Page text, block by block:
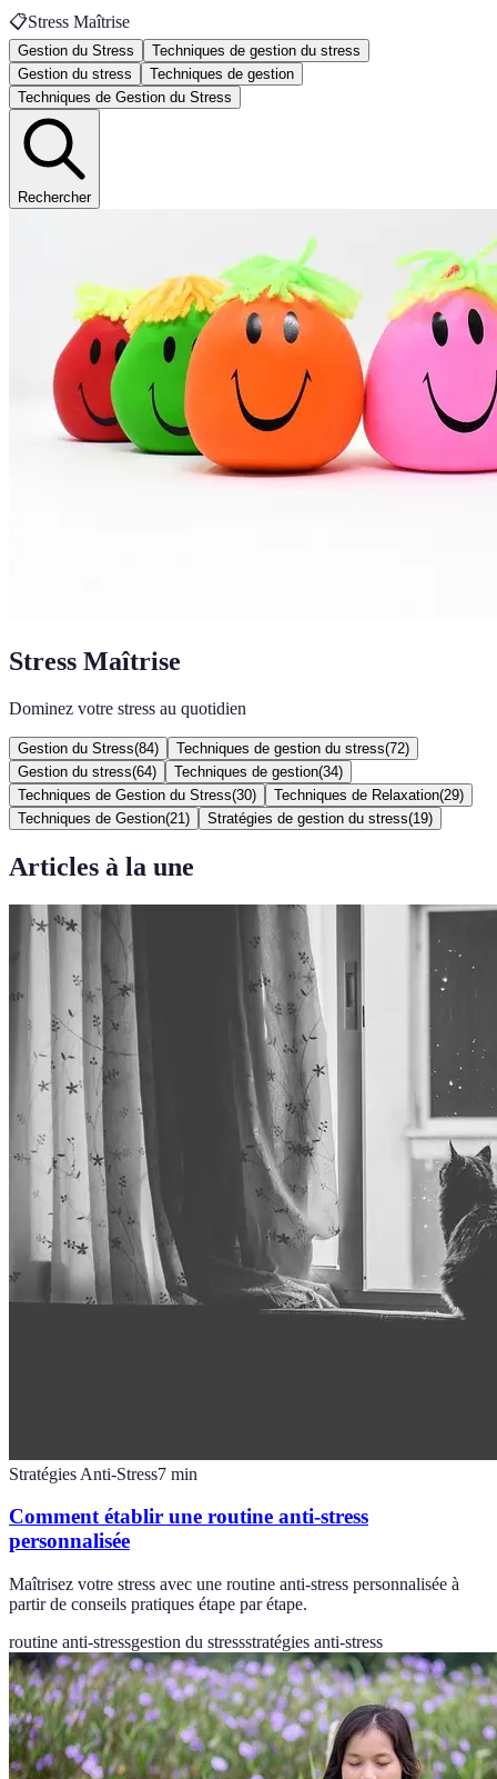
📋Stress Maîtrise
Gestion du Stress
Techniques de gestion du stress
Gestion du stress
Techniques de gestion
Techniques de Gestion du Stress
Rechercher
Stress Maîtrise
Dominez votre stress au quotidien
Gestion du Stress(84) Techniques de gestion du stress(72)
Gestion du stress(64) Techniques de gestion(34)
Techniques de Gestion du Stress(30) Techniques de Relaxation(29)
Techniques de Gestion(21 ) Stratégies de gestion du stress(19)
Articles à la une
Stratégies Anti-Stress7 min
Comment établir une routine anti-stress
personnalisée
Maîtrisez votre stress avec une routine anti-stress personnalisée à
partir de conseils pratiques étape par étape.
routine anti-stressgestion du stressstratégies anti-stress